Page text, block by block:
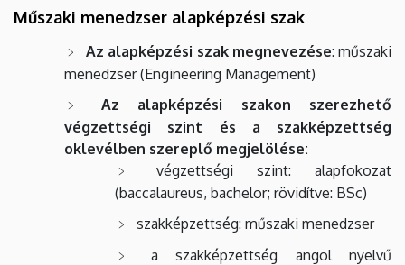
Műszaki menedzser alapképzési szak
Az alapképzési szak megnevezése: műszaki
menedzser (Engineering Management)
Az alapképzési szakon szerezhető
végzettségi szint és a szakképzettség
oklevélben szereplő megjelölése:
végzettségi szint: alapfokozat
(baccalaureus, bachelor; rövidítve: BSc)
szakképzettség: műszaki menedzser
a szakképzettség angol nyelvű